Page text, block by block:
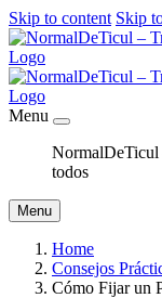
Skip to content Skip
Menu
NormalDeTicul
todos
Menu
Home
Consejos
Cómo Fijar un